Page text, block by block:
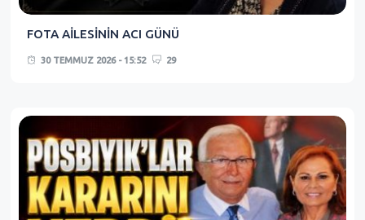
FOTA AİLESİNİN ACI GÜNÜ
30 TEMMUZ 2026 - 15:52 29